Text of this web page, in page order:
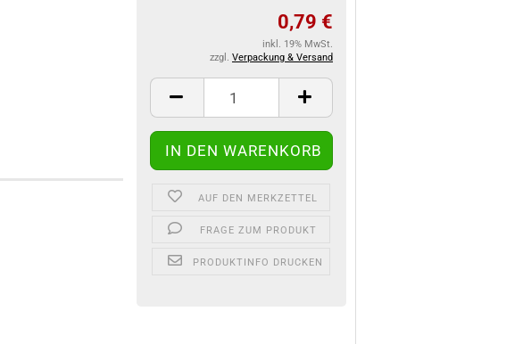
0,79 €
inkl. 19% MwSt.
zzgl. Verpackung & Versand
AUF DEN MERKZETTEL
FRAGE ZUM PRODUKT
PRODUKTINFO DRUCKEN